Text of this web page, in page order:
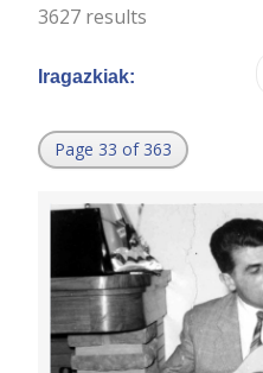
3627 results
Iragazkiak:
Page 33 of 363